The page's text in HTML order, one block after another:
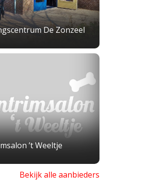
De Zonzeel
’t Weeltje
Bekijk alle aanbieders